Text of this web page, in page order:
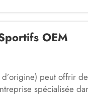
OEM
peut offrir de
spécialisée